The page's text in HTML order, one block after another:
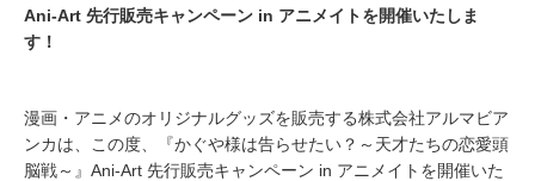
Ani-Art 先行販売キャンペーン in アニメイトを開催いたしま
す！
漫画・アニメのオリジナルグッズを販売する株式会社アルマビア
ンカは、この度、『かぐや様は告らせたい？～天才たちの恋愛頭
脳戦～』Ani-Art 先行販売キャンペーン in アニメイトを開催いた